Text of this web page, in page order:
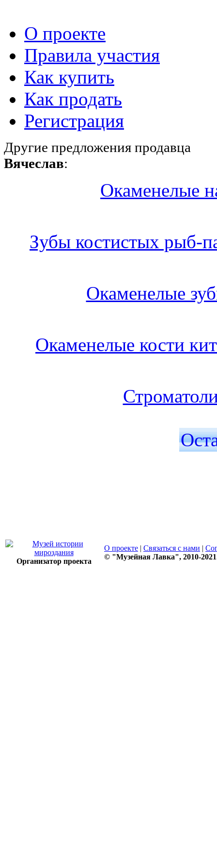
О проекте
Правила участия
Как купить
Как продать
Регистрация
Другие предложения продавца
Вячеслав:
Окаменелые
Зубы костистых рыб-
Окаменелые
Окаменелые кости
Организатор проекта
О проекте | Связаться с нами |
© "Музейная Лавка", 2010-